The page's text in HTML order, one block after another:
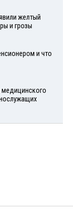
желтый
и грозы
и что
медицинского